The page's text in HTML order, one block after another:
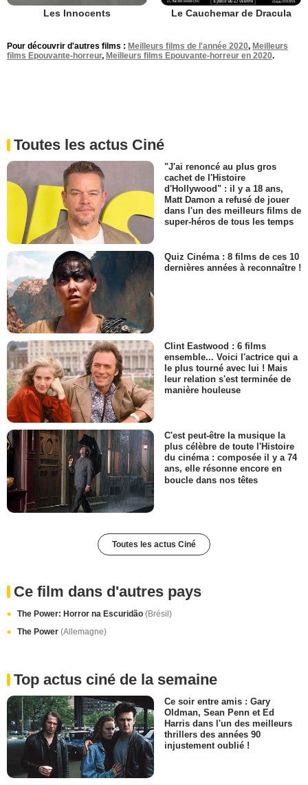
Les Innocents Le Cauchemar de Dracula
Pour découvrir d'autres films : Meilleurs films de l'année 2020, Meilleurs
films Epouvante-horreur, Meilleurs films Epouvante-horreur en 2020.
Toutes les actus Ciné
"J'ai renoncé au plus gros
cachet de l'Histoire
d'Hollywood" : il y a 18 ans,
Matt Damon a refusé de jouer
dans l'un des meilleurs films de
super-héros de tous les temps
Quiz Cinéma : 8 films de ces 10
dernières années à reconnaître !
Clint Eastwood : 6 films
ensemble... Voici l'actrice qui a
le plus tourné avec lui ! Mais
leur relation s'est terminée de
manière houleuse
C'est peut-être la musique la
plus célèbre de toute l'Histoire
du cinéma : composée il y a 74
ans, elle résonne encore en
boucle dans nos têtes
Toutes les actus Ciné
Ce film dans d'autres pays
The Power: Horror na Escuridão (Brésil)
The Power (Allemagne)
Top actus ciné de la semaine
Ce soir entre amis : Gary
Oldman, Sean Penn et Ed
Harris dans l'un des meilleurs
thrillers des années 90
injustement oublié !